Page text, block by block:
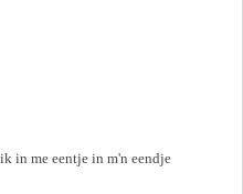
in me eentje in m'n eendje